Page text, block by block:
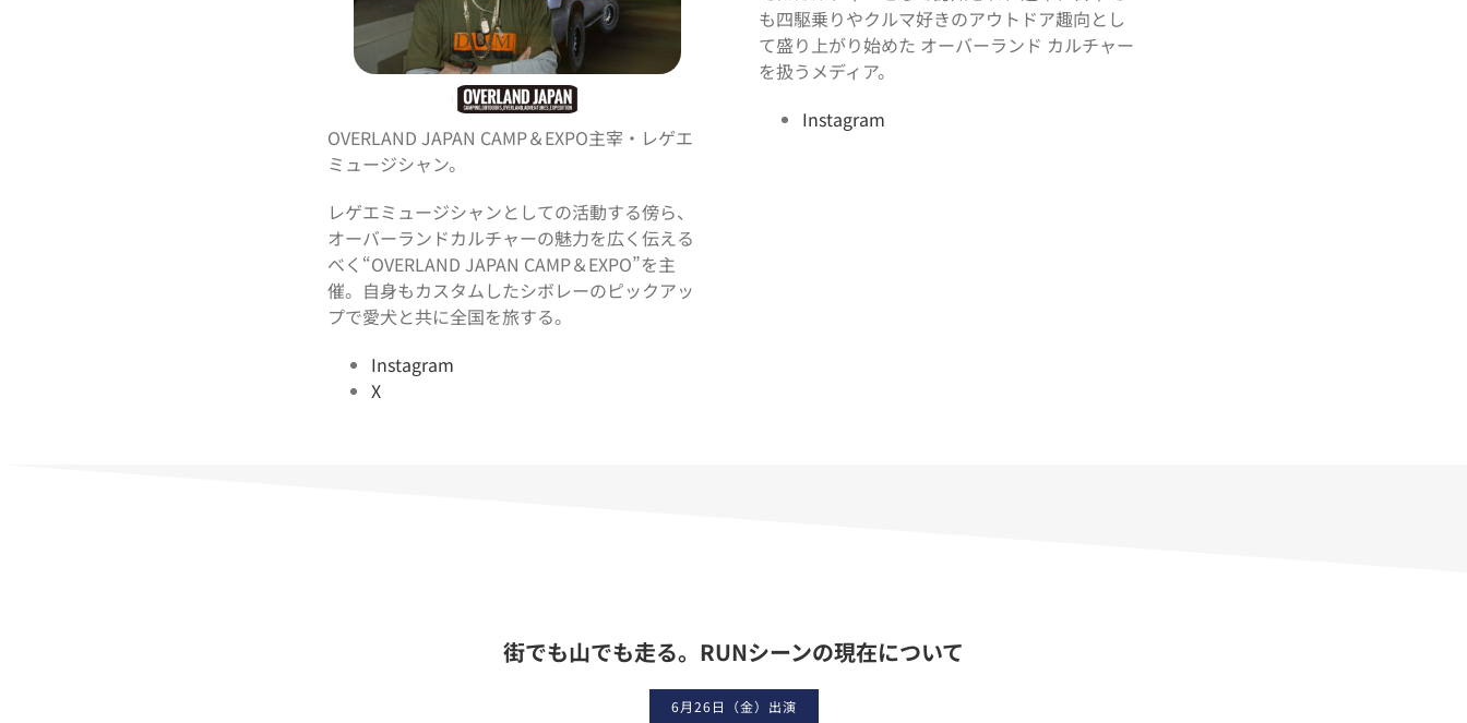
OVERLAND JAPAN CAMP＆EXPO主宰・レゲエ
ミュージシャン。
レゲエミュージシャンとしての活動する傍ら、
オーバーランドカルチャーの魅力を広く伝える
べく“OVERLAND JAPAN CAMP＆EXPO”を主
催。自身もカスタムしたシボレーのピックアッ
プで愛犬と共に全国を旅する。
Instagram
X
も四駆乗りやクルマ好きのアウトドア趣向とし
て盛り上がり始めた オーバーランド カルチャー
を扱うメディア。
Instagram
街でも山でも走る。RUNシーンの現在について
6月26日（金）出演